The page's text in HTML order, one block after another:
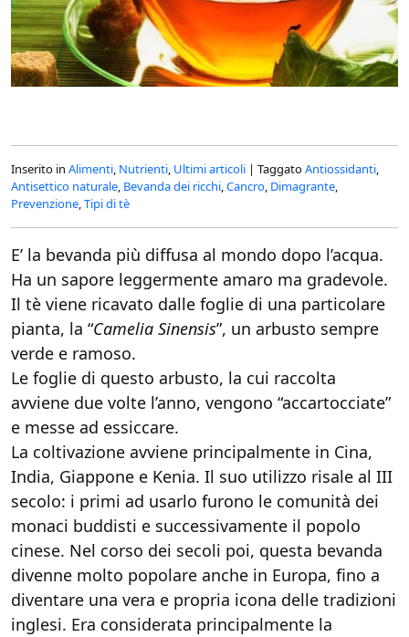
Inserito in Alimenti, Nutrienti, Ultimi articoli | TaggatoAntiossidanti,
Antisettico naturale, Bevanda dei ricchi,Cancro, Dimagrante,
Prevenzione,Tipi di tè
E’ la bevanda più diffusa al mondo dopo l’acqua.
Ha un sapore leggermente amaro ma gradevole.
Il tè viene ricavato dalle foglie di una particolare
pianta, la “Camelia Sinensis”, un arbusto sempre
verde e ramoso.
Le foglie di questo arbusto, la cui raccolta
avviene due volte l’anno, vengono “accartocciate”
e messe ad essiccare.
La coltivazione avviene principalmente in Cina,
India, Giappone e Kenia. Il suo utilizzo risale al III
secolo: i primi ad usarlo furono le comunità dei
monaci buddisti e successivamente il popolo
cinese. Nel corso dei secoli poi, questa bevanda
divenne molto popolare anche in Europa, fino a
diventare una vera e propria icona delle tradizioni
inglesi. Era considerata principalmente la